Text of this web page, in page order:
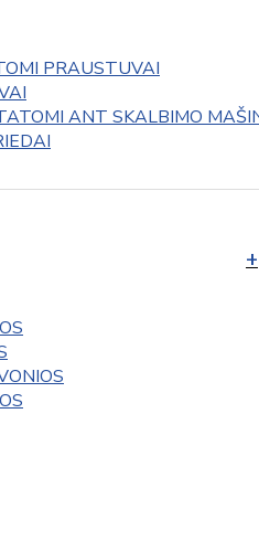
PRAUSTUVAI
ANT SKALBIMO